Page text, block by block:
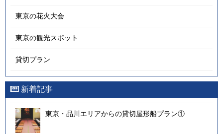
東京の花火大会
東京の観光スポット
貸切プラン
新着記事
東京・品川エリアからの貸切屋形船プラン①